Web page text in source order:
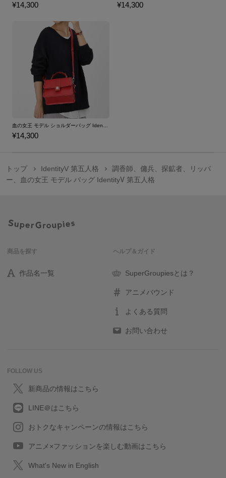
¥14,300 ¥14,300
¥14,300
トップ IdentityV 第五人格
調香師、傭兵、探鉱者、リッパ
ー、血の女王 モデル バッグ IdentityⅤ 第五人格
商品を探す
作品名一覧
ヘルプ＆ガイド
SuperGroupiesとは？
アニメバウンド
よくある質問
お問い合わせ
FOLLOW US
新商品の情報はこちら
LINE＠はこちら
おトクなキャンペーンの情報はこちら
アニメ×ファッションを楽しむ動画はこちら
What's New in English